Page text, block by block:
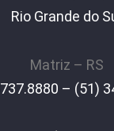
Rio Grande do
Matriz – RS
– (51)